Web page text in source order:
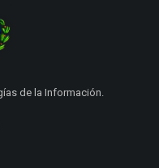
de la Información.